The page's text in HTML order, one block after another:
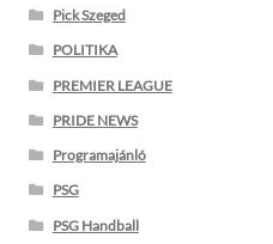
Pick Szeged
POLITIKA
PREMIER LEAGUE
PRIDE NEWS
Programajánló
PSG
PSG Handball